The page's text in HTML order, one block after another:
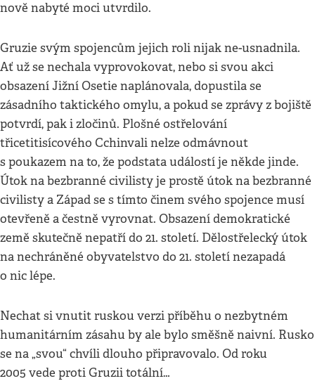
nově nabyté moci utvrdilo.
Gruzie svým spojencům jejich roli nijak ne-usnadnila.
Ať už se nechala vyprovokovat, nebo si svou akci
obsazení Jižní Osetie naplánovala, dopustila se
zásadního taktického omylu, a pokud se zprávy z bojiště
potvrdí, pak i zločinů. Plošné ostřelování
třicetitisícového Cchinvali nelze odmávnout
s poukazem na to, že podstata událostí je někde jinde.
Útok na bezbranné civilisty je prostě útok na bezbranné
civilisty a Západ se s tímto činem svého spojence musí
otevřeně a čestně vyrovnat. Obsazení demokratické
země skutečně nepatří do 21. století. Dělostřelecký útok
na nechráněné obyvatelstvo do 21. století nezapadá
o nic lépe.
Nechat si vnutit ruskou verzi příběhu o nezbytném
humanitárním zásahu by ale bylo směšně naivní. Rusko
se na „svou“ chvíli dlouho připravovalo. Od roku
2005 vede proti Gruzii totální…